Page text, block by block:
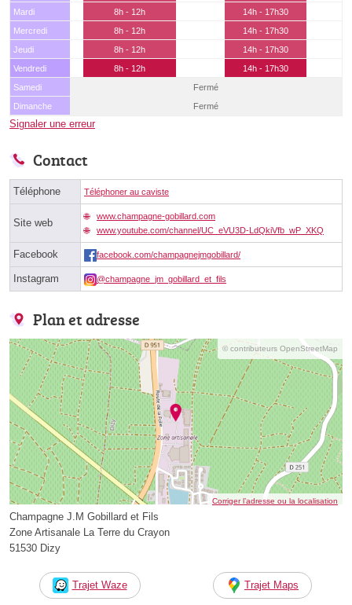
Mardi
8h - 12h
14h - 17h30
Mercredi
8h - 12h
14h - 17h30
Jeudi
8h - 12h
14h - 17h30
Vendredi
8h - 12h
14h - 17h30
Samedi
Fermé
Dimanche
Fermé
Signaler une erreur
Contact
Téléphone Téléphoner au caviste
Site web
www.champagne-gobillard.com
www.youtube.com/channel/UC_eVU3D-LdQkiVfb_wP_XKQ
Facebook facebook.com/champagnejmgobillard/
Instagram @champagne_jm_gobillard_et_fils
Plan et adresse
© contributeurs OpenStreetMap
Corriger l’adresse ou la localisation
Champagne J.M Gobillard et Fils
Zone Artisanale La Terre du Crayon
51530 Dizy
Trajet Waze Trajet Maps